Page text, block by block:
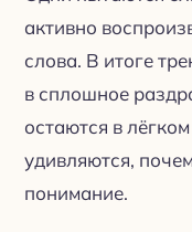
активно
слова. В итоге
в сплошное
остаются в
удивляются,
понимание.